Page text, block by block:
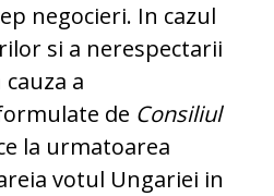
negocieri. In cazul
si a nerespectarii
a
de Consiliul
la urmatoarea
votul Ungariei in